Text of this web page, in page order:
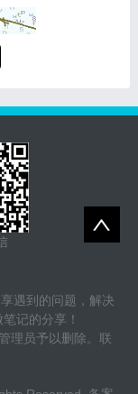
遇到的问题，解决
记的分享！
理员予以删除。联